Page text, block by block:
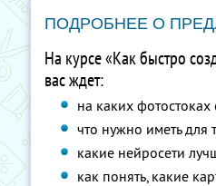
ПОДРОБНЕЕ О
На курсе «Как быстро
вас ждет:
на каких
что нужно иметь для
какие нейросети
как понять, какие